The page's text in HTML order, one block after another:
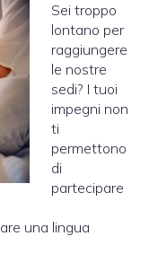
Sei troppo
lontano per
raggiungere
le nostre
sedi? I tuoi
impegni non
ti
permettono
di
partecipare
una lingua